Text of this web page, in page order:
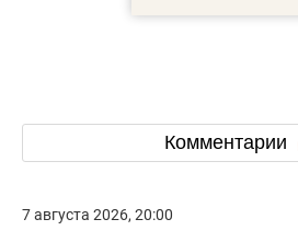
Комментарии
7 августа 2026, 20:00